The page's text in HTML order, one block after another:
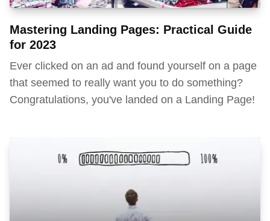
Mastering Landing Pages: Practical Guide
for 2023
Ever clicked on an ad and found yourself on a page
that seemed to really want you to do something?
Congratulations, you've landed on a Landing Page!